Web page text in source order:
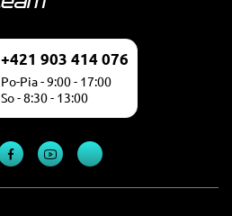
+421 903 414 076
Po-Pia - 9:00 - 17:00
So - 8:30 - 13:00